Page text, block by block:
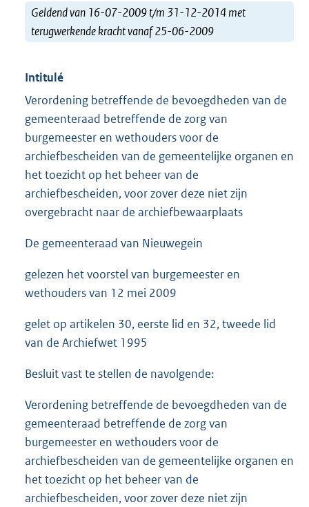
Geldend van 16-07-2009 t/m 31-12-2014 met
terugwerkende kracht vanaf 25-06-2009
Intitulé
Verordening betreffende de bevoegdheden van de
gemeenteraad betreffende de zorg van
burgemeester en wethouders voor de
archiefbescheiden van de gemeentelijke organen en
het toezicht op het beheer van de
archiefbescheiden, voor zover deze niet zijn
overgebracht naar de archiefbewaarplaats
De gemeenteraad van Nieuwegein
gelezen het voorstel van burgemeester en
wethouders van 12 mei 2009
gelet op artikelen 30, eerste lid en 32, tweede lid
van de Archiefwet 1995
Besluit vast te stellen de navolgende:
Verordening betreffende de bevoegdheden van de
gemeenteraad betreffende de zorg van
burgemeester en wethouders voor de
archiefbescheiden van de gemeentelijke organen en
het toezicht op het beheer van de
archiefbescheiden, voor zover deze niet zijn